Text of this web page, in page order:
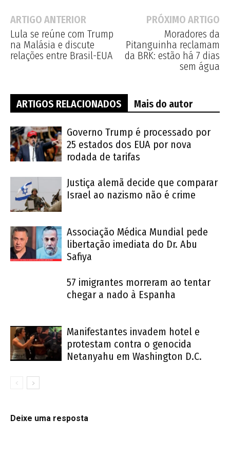
ARTIGO ANTERIOR
Lula se reúne com Trump
na Malásia e discute
relações entre Brasil-EUA
PRÓXIMO ARTIGO
Moradores da
Pitanguinha reclamam
da BRK: estão há 7 dias
sem água
ARTIGOS RELACIONADOS Mais do autor
Governo Trump é processado por
25 estados dos EUA por nova
rodada de tarifas
Justiça alemã decide que comparar
Israel ao nazismo não é crime
Associação Médica Mundial pede
libertação imediata do Dr. Abu
Safiya
57 imigrantes morreram ao tentar
chegar a nado à Espanha
Manifestantes invadem hotel e
protestam contra o genocida
Netanyahu em Washington D.C.
Deixe uma resposta